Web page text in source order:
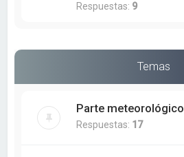
Respuestas: 9
Temas
Parte meteorológico
Respuestas: 17